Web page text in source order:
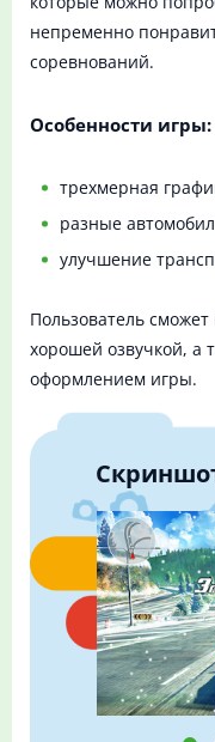
непременно
соревнований.
Особенности игры:
трехмерная
разные
улучшение
Пользователь
хорошей озвучкой,
оформлением игры.